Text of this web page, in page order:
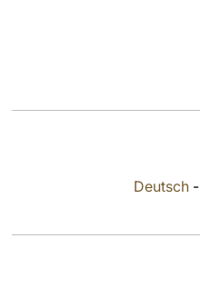
Deutsch-